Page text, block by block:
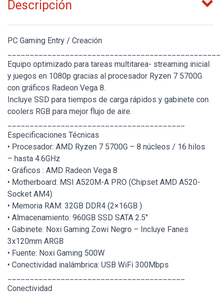
Descripción
PC Gaming Entry / Creación
Equipo optimizado para tareas multitarea- streaming inicial
y juegos en 1080p gracias al procesador Ryzen 7 5700G
con gráficos Radeon Vega 8.
Incluye SSD para tiempos de carga rápidos y gabinete con
coolers RGB para mejor flujo de aire.
Especificaciones Técnicas
• Procesador: AMD Ryzen 7 5700G – 8 núcleos / 16 hilos
– hasta 4.6GHz
• Gráficos : AMD Radeon Vega 8
• Motherboard: MSI A520M-A PRO (Chipset AMD A520-
Socket AM4)
• Memoria RAM: 32GB DDR4 (2×16GB )
• Almacenamiento: 960GB SSD SATA 2.5"
• Gabinete: Noxi Gaming Zowi Negro – Incluye Fanes
3x120mm ARGB
• Fuente: Noxi Gaming 500W
• Conectividad inalámbrica: USB WiFi 300Mbps
Conectividad